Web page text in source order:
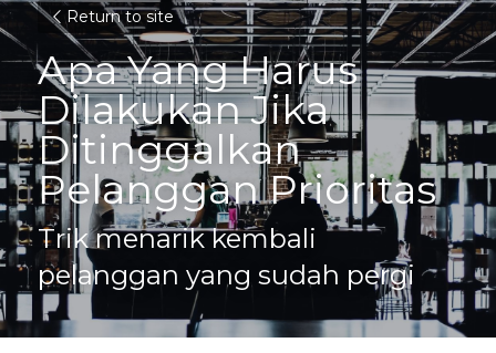
Return to site
Apa Yang Harus
Dilakukan Jika
Ditinggalkan
Pelanggan Prioritas
Trik menarik kembali
pelanggan yang sudah pergi